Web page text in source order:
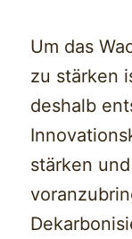
Um das
zu stärken
deshalb
stärken